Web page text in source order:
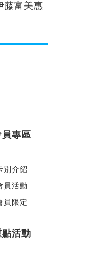
藤富美惠
員專區
別介紹
員活動
員限定
點活動